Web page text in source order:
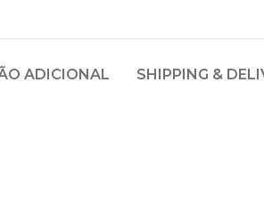
ADICIONAL SHIPPING &